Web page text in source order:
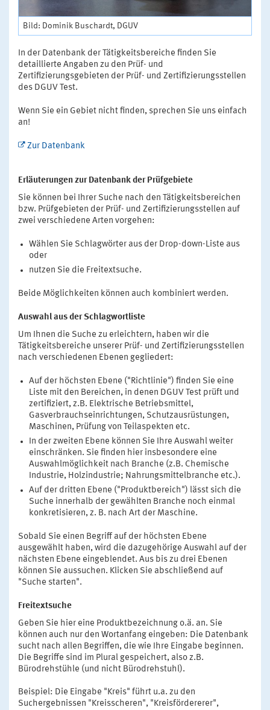
Bild: Dominik Buschardt, DGUV
In der Datenbank der Tätigkeitsbereiche finden Sie
detaillierte Angaben zu den Prüf- und
Zertifizierungsgebieten der Prüf- und Zertifizierungsstellen
des DGUV Test.
Wenn Sie ein Gebiet nicht finden, sprechen Sie uns einfach
an!
Zur Datenbank
Erläuterungen zur Datenbank der Prüfgebiete
Sie können bei Ihrer Suche nach den Tätigkeitsbereichen
bzw. Prüfgebieten der Prüf- und Zertifizierungsstellen auf
zwei verschiedene Arten vorgehen:
Wählen Sie Schlagwörter aus der Drop-down-Liste aus
oder
nutzen Sie die Freitextsuche.
Beide Möglichkeiten können auch kombiniert werden.
Auswahl aus der Schlagwortliste
Um Ihnen die Suche zu erleichtern, haben wir die
Tätigkeitsbereiche unserer Prüf- und Zertifizierungsstellen
nach verschiedenen Ebenen gegliedert:
Auf der höchsten Ebene ("Richtlinie") finden Sie eine
Liste mit den Bereichen, in denen DGUV Test prüft und
zertifiziert, z.B. Elektrische Betriebsmittel,
Gasverbrauchseinrichtungen, Schutzausrüstungen,
Maschinen, Prüfung von Teilaspekten etc.
In der zweiten Ebene können Sie Ihre Auswahl weiter
einschränken. Sie finden hier insbesondere eine
Auswahlmöglichkeit nach Branche (z.B. Chemische
Industrie, Holzindustrie; Nahrungsmittelbranche etc.).
Auf der dritten Ebene ("Produktbereich") lässt sich die
Suche innerhalb der gewählten Branche noch einmal
konkretisieren, z. B. nach Art der Maschine.
Sobald Sie einen Begriff auf der höchsten Ebene
ausgewählt haben, wird die dazugehörige Auswahl auf der
nächsten Ebene eingeblendet. Aus bis zu drei Ebenen
können Sie aussuchen. Klicken Sie abschließend auf
"Suche starten".
Freitextsuche
Geben Sie hier eine Produktbezeichnung o.ä. an. Sie
können auch nur den Wortanfang eingeben: Die Datenbank
sucht nach allen Begriffen, die wie Ihre Eingabe beginnen.
Die Begriffe sind im Plural gespeichert, also z.B.
Bürodrehstühle (und nicht Bürodrehstuhl).
Beispiel: Die Eingabe "Kreis" führt u.a. zu den
Suchergebnissen "Kreisscheren", "Kreisfördererer",